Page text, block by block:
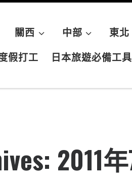
關西 中部 東北
假打工 日本旅遊必備工具
2011